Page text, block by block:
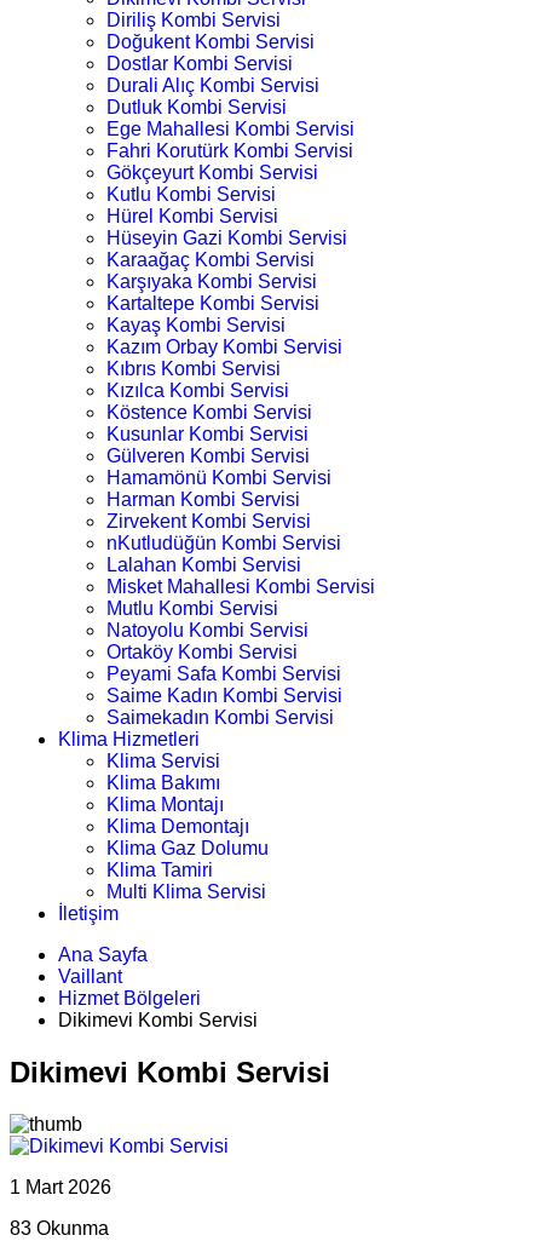
Diriliş Kombi Servisi
Doğukent Kombi Servisi
Dostlar Kombi Servisi
Durali Alıç Kombi Servisi
Dutluk Kombi Servisi
Ege Mahallesi Kombi Servisi
Fahri Korutürk Kombi Servisi
Gökçeyurt Kombi Servisi
Kutlu Kombi Servisi
Hürel Kombi Servisi
Hüseyin Gazi Kombi Servisi
Karaağaç Kombi Servisi
Karşıyaka Kombi Servisi
Kartaltepe Kombi Servisi
Kayaş Kombi Servisi
Kazım Orbay Kombi Servisi
Kıbrıs Kombi Servisi
Kızılca Kombi Servisi
Köstence Kombi Servisi
Kusunlar Kombi Servisi
Gülveren Kombi Servisi
Hamamönü Kombi Servisi
Harman Kombi Servisi
Zirvekent Kombi Servisi
nKutludüğün Kombi Servisi
Lalahan Kombi Servisi
Misket Mahallesi Kombi Servisi
Mutlu Kombi Servisi
Natoyolu Kombi Servisi
Ortaköy Kombi Servisi
Peyami Safa Kombi Servisi
Saime Kadın Kombi Servisi
Saimekadın Kombi Servisi
Klima Hizmetleri
Klima Servisi
Klima Bakımı
Klima Montajı
Klima Demontajı
Klima Gaz Dolumu
Klima Tamiri
Multi Klima Servisi
İletişim
Ana Sayfa
Vaillant
Hizmet Bölgeleri
Dikimevi Kombi Servisi
Dikimevi Kombi Servisi
1 Mart 2026
83 Okunma